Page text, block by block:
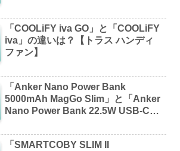
「COOLiFY iva GO」と「COOLiFY
iva」の違いは？【トラス ハンディ
ファン】
「Anker Nano Power Bank
5000mAh MagGo Slim」と「Anker
Nano Power Bank 22.5W USB-C」
テリー】
「SMARTCOBY SLIM II